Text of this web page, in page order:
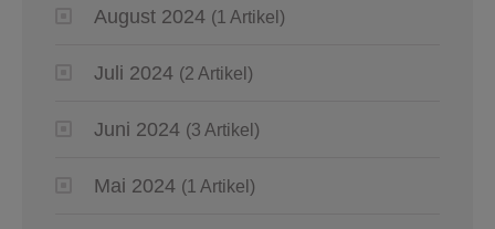
August 2024 (1 Artikel)
Juli 2024 (2 Artikel)
Juni 2024 (3 Artikel)
Mai 2024 (1 Artikel)